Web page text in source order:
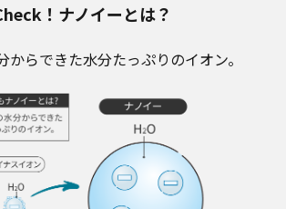
！ナノイーとは？
からできた水分たっぷりのイオン。